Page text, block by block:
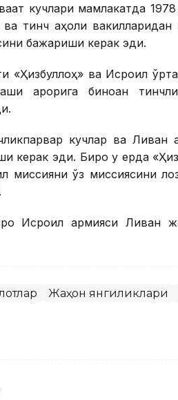
кучлари мамлакатда
ва тинч аҳоли
бажариши керак эди.
«Ҳизбуллоҳ» ва Исроил
қарорига биноан
кучлар ва
керак эди. Бироқ у ерда
миссияни ўз миссиясини
Исроил армияси Ливан
Жаҳон янгиликлари